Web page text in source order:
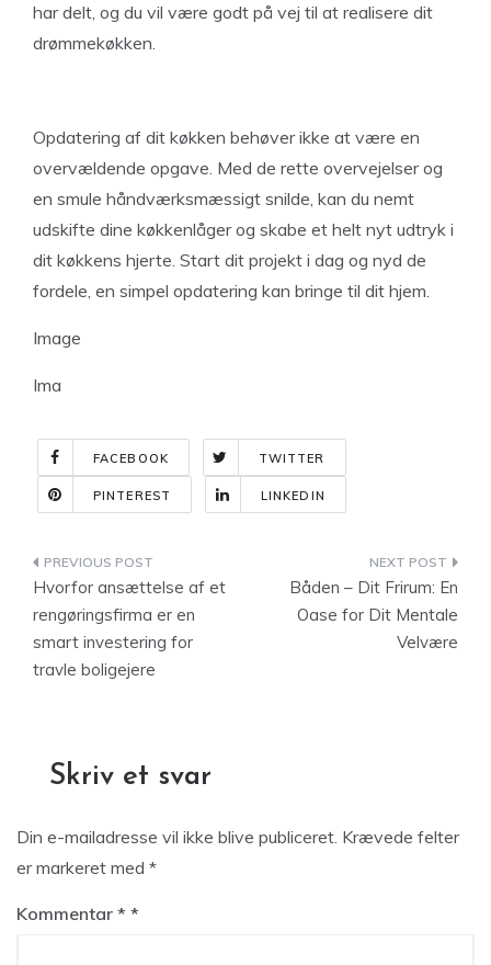
har delt, og du vil være godt på vej til at realisere dit
drømmekøkken.
Opdatering af dit køkken behøver ikke at være en
overvældende opgave. Med de rette overvejelser og
en smule håndværksmæssigt snilde, kan du nemt
udskifte dine køkkenlåger og skabe et helt nyt udtryk i
dit køkkens hjerte. Start dit projekt i dag og nyd de
fordele, en simpel opdatering kan bringe til dit hjem.
Image
Ima
FACEBOOK TWITTER
PINTEREST LINKEDIN
Indlægsnavigation
Hvorfor ansættelse af et
rengøringsfirma er en
smart investering for
travle boligejere
Båden – Dit Frirum: En
Oase for Dit Mentale
Velvære
Skriv et svar
Din e-mailadresse vil ikke blive publiceret. Krævede felter
er markeret med *
Kommentar *